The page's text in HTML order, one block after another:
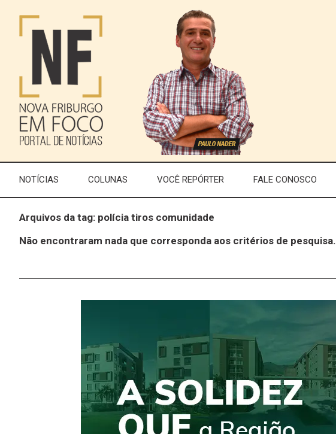
NOTÍCIAS COLUNAS VOCÊ REPÓRTER FALE CONOSCO
Arquivos da tag: polícia tiros comunidade
Não encontraram nada que corresponda aos critérios de pesquisa.